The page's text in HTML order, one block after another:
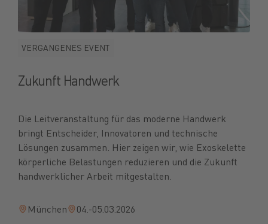
VERGANGENES EVENT
Zukunft Handwerk
Die Leitveranstaltung für das moderne Handwerk
bringt Entscheider, Innovatoren und technische
Lösungen zusammen. Hier zeigen wir, wie Exoskelette
körperliche Belastungen reduzieren und die Zukunft
handwerklicher Arbeit mitgestalten.
München 04.-05.03.2026